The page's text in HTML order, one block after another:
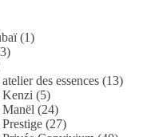
(1)
des essences (13)
(5)
(24)
(27)